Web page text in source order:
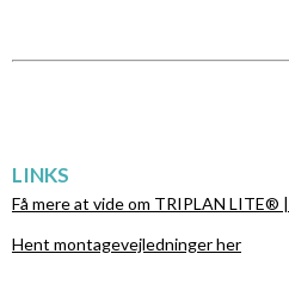
LINKS
Få mere at vide om TRIPLAN
Hent montagevejledninger her